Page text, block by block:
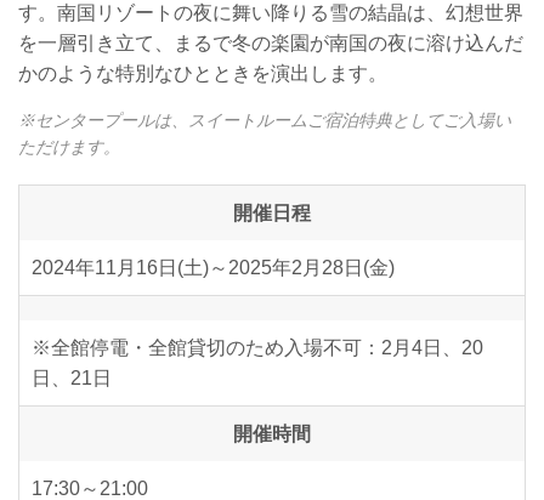
す。南国リゾートの夜に舞い降りる雪の結晶は、幻想世界
を一層引き立て、まるで冬の楽園が南国の夜に溶け込んだ
かのような特別なひとときを演出します。
※センタープールは、スイートルームご宿泊特典としてご入場い
ただけます。
開催日程
2024年11月16日(土)～2025年2月28日(金)
※全館停電・全館貸切のため入場不可：2月4日、20
日、21日
開催時間
17:30～21:00